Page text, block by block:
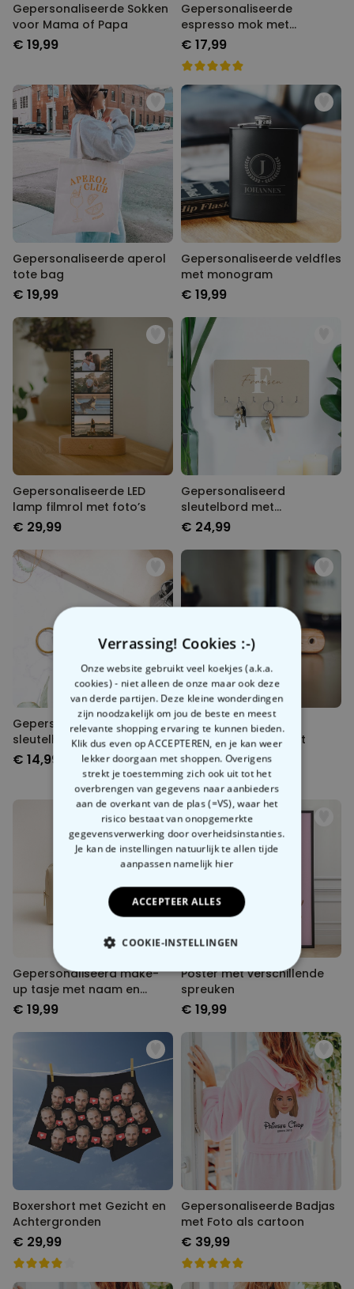
Gepersonaliseerde Sokken
voor Mama of Papa
€ 19,99
Gepersonaliseerde
espresso mok met
monogram
€ 17,99
Gepersonaliseerde aperol
tote bag
€ 19,99
Gepersonaliseerde veldfles
met monogram
€ 19,99
Gepersonaliseerde LED
lamp filmrol met foto’s
€ 29,99
Gepersonaliseerd
sleutelbord met
monogram
€ 24,99
Gepersonaliseerde
sleutelhanger van hout
met naam
€ 14,99
Gepersonaliseerde
Flesopener met Tekst
€ 14,99
Gepersonaliseerd make-
up tasje met naam en
symbool
€ 19,99
Poster met verschillende
spreuken
€ 19,99
Boxershort met Gezicht en
Achtergronden
€ 29,99
Gepersonaliseerde Badjas
met Foto als cartoon
€ 39,99
Verrassing! Cookies :-)
Onze website gebruikt veel koekjes (a.k.a.
cookies) - niet alleen de onze maar ook deze
van derde partijen. Deze kleine wonderdingen
zijn noodzakelijk om jou de beste en meest
relevante shopping ervaring te kunnen bieden.
Klik dus even op ACCEPTEREN, en je kan weer
lekker doorgaan met shoppen. Overigens
strekt je toestemming zich ook uit tot het
overbrengen van gegevens naar aanbieders
aan de overkant van de plas (=VS), waar het
risico bestaat van onopgemerkte
gegevensverwerking door overheidsinstanties.
Je kan de instellingen natuurlijk te allen tijde
aanpassen namelijk hier
ACCEPTEER ALLES
COOKIE-INSTELLINGEN
NOODZAKELIJK
PERFORMANCE
MARKETING